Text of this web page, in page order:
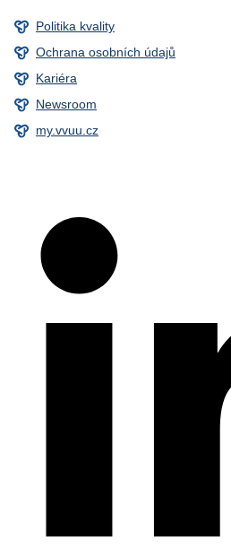
Politika kvality
Ochrana osobních údajů
Kariéra
Newsroom
my.vvuu.cz